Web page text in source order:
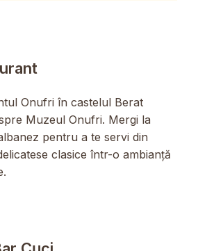
Onufri în castelul Berat
Muzeul Onufri. Mergi la
pentru a te servi din
clasice într-o ambianță